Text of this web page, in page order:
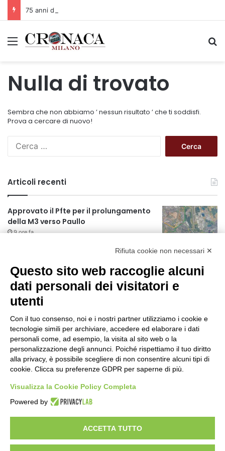
Menu
Nulla di trovato
Sembra che non abbiamo ’ nessun risultato ’ che ti soddisfi.
Prova a cercare di nuovo!
c
a
p
e
Articoli recenti
Approvato il Pfte per il prolungamento
della M3 verso Paullo
9 ore fa
75 anni di INFN. La comunità, la storia, il
futuro della ricerca in fisica
fondamentale in Italia
9 ore fa
Milano Aiuta Estate, 1600 prestazioni di
assistenza attivate
11 ore fa
Il potenziale invisibile: come la
curiosità guida l’evoluzione umana
18 ore fa
Milano tra tradizione e mutamento: il
battito sottile di una metropoli in
evoluzione
Rifiuta cookie non necessari ✕
Questo sito web raccoglie alcuni
dati personali dei visitatori e
utenti
Con il tuo consenso, noi e i nostri partner utilizziamo i cookie e
tecnologie simili per archiviare, accedere ed elaborare i dati
personali come, ad esempio, la visita al sito web o la
personalizzazione degli annunci. Poiché rispettiamo il tuo diritto
alla privacy, è possibile scegliere di non consentire alcuni tipi di
cookie. Clicca su preferenze GDPR per saperne di più.
Visualizza la Cookie Policy Completa
Powered by
ACCETTA TUTTO